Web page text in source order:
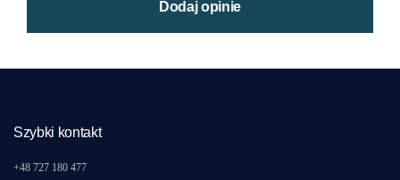
Szybki kontakt
+48 727 180 477